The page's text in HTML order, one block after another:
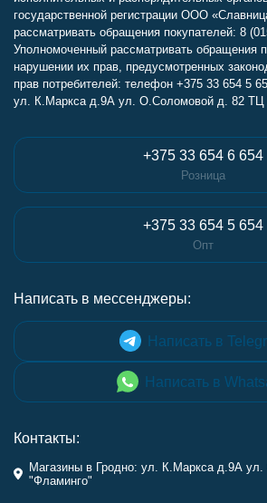
государственной регистрации ООО
рассматривать обращения покупателей: 8
Уполномоченный рассматривать обращения
нарушении их прав, предусмотренных
прав потребителей: телефон +375 33 654 5
ул. К.Маркса д.9А ул. О.Соломовой д. 82 ТЦ
+375 33 654 6 654
Розница
+375 33 654 5 654
Опт
Написать в мессенджеры:
Написать в
Написать в
Контакты:
Магазины в Гродно: ул. К.Маркса д.9А
"Фламинго"